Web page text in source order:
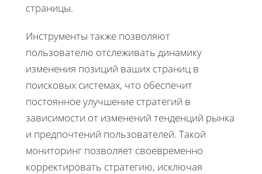
страницы.
Инструменты также позволяют
пользователю отслеживать динамику
изменения позиций ваших страниц в
поисковых системах, что обеспечит
постоянное улучшение стратегий в
зависимости от изменений тенденций рынка
и предпочтений пользователей. Такой
мониторинг позволяет своевременно
корректировать стратегию, исключая